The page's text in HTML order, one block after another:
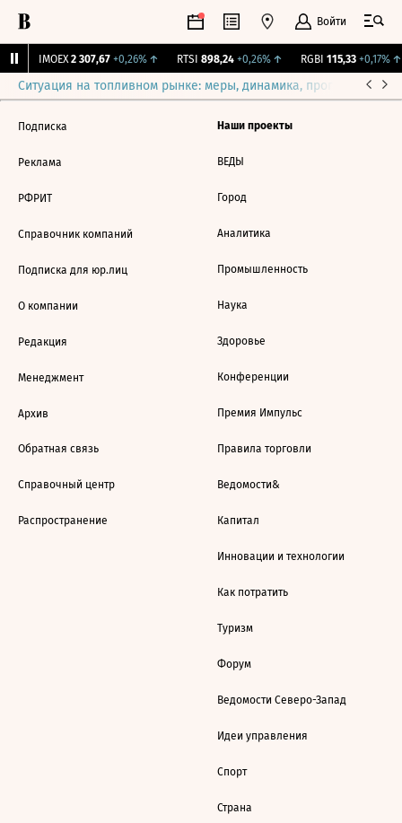
Войти
IMOEX 2 307,67 +0,26%↑ RTSI 898,24 +0,26%↑ RGBI 115,33 +0,17%↑
Ситуация на топливном рынке: меры, динамика, прогнозы
Подписка
Реклама
РФРИТ
Справочник компаний
Подписка для юр.лиц
О компании
Редакция
Менеджмент
Архив
Обратная связь
Справочный центр
Распространение
Наши проекты
ВЕДЫ
Город
Аналитика
Промышленность
Наука
Здоровье
Конференции
Премия Импульс
Правила торговли
Ведомости&
Капитал
Инновации и технологии
Как потратить
Туризм
Форум
Ведомости Северо-Запад
Идеи управления
Спорт
Страна